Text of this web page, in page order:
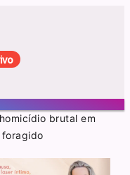
brutal em
foragido